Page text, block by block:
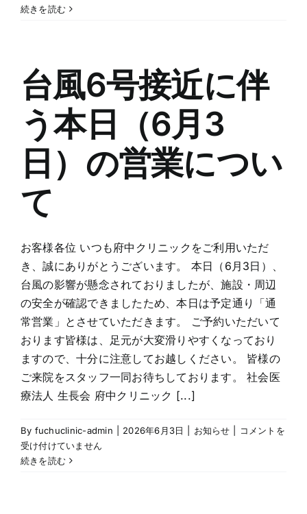
本
日
（6
の
営
て
は
続きを読む
台風6号接近に伴
う本日（6月3
日）の営業につい
て
お客様各位 いつも府中クリニックをご利用いただ
き、誠にありがとうございます。 本日（6月3日）、
台風の影響が懸念されておりましたが、施設・周辺
の安全が確認できましたため、本日は予定通り「通
常営業」とさせていただきます。 ご予約いただいて
おります皆様は、足元が大変滑りやすくなっており
ますので、十分に注意してお越しください。 皆様の
ご来院をスタッフ一同お待ちしております。 社会医
療法人 生長会 府中クリニック [...]
By fuchuclinic-admin 2026年6月3日 お知らせ
台
コメントを
受け付けていません
続きを読む